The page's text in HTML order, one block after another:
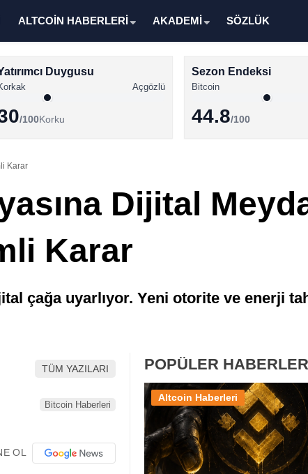
ALTCOİN HABERLERİ AKADEMİ SÖZLÜK
Duygusu
Açgözlü
/100Korku
Sezon Endeksi
Bitcoin
44.8/100
Karar
Dijital
Karar
çağa uyarlıyor. Yeni otorite ve enerji
TÜM YAZILARI
Bitcoin Haberleri
OL
POPÜLER HABERLER
Altcoin Haberleri